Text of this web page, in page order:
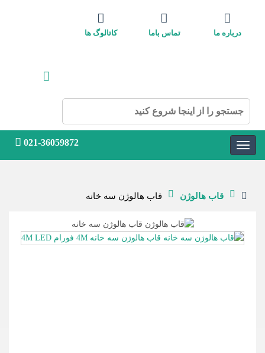
درباره ما تماس باما کاتالوگ ها
021-36059872
قاب هالوژن قاب هالوژن سه خانه